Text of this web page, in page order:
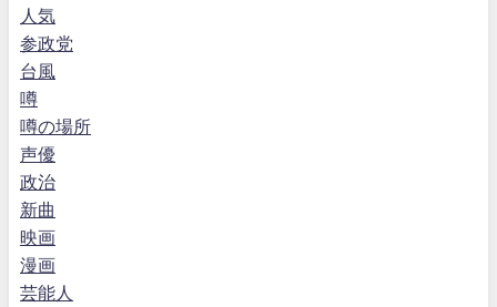
人気
参政党
台風
噂
噂の場所
声優
政治
新曲
映画
漫画
芸能人